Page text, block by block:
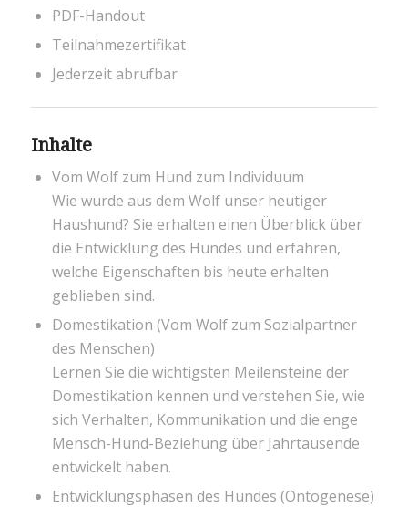
PDF-Handout
Teilnahmezertifikat
Jederzeit abrufbar
Inhalte
Vom Wolf zum Hund zum Individuum
Wie wurde aus dem Wolf unser heutiger
Haushund? Sie erhalten einen Überblick über
die Entwicklung des Hundes und erfahren,
welche Eigenschaften bis heute erhalten
geblieben sind.
Domestikation (Vom Wolf zum Sozialpartner
des Menschen)
Lernen Sie die wichtigsten Meilensteine der
Domestikation kennen und verstehen Sie, wie
sich Verhalten, Kommunikation und die enge
Mensch-Hund-Beziehung über Jahrtausende
entwickelt haben.
Entwicklungsphasen des Hundes (Ontogenese)